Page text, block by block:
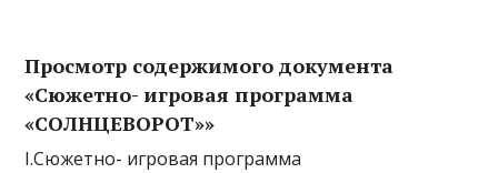
Просмотр содержимого документа
«Cюжетно- игровая программа
«СОЛНЦЕВОРОТ»»
I.Cюжетно- игровая программа